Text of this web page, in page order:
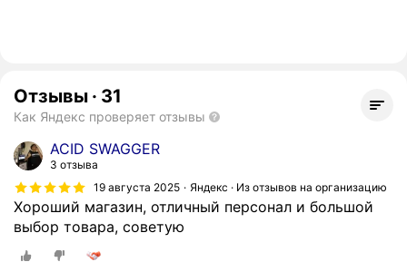
Отзывы · 31
Как Яндекс проверяет отзывы
ACID SWAGGER
3 отзыва
19 августа 2025
Яндекс · Из отзывов на организацию
Хороший магазин, отличный пeрсонал и большой
выбор товара, совeтую